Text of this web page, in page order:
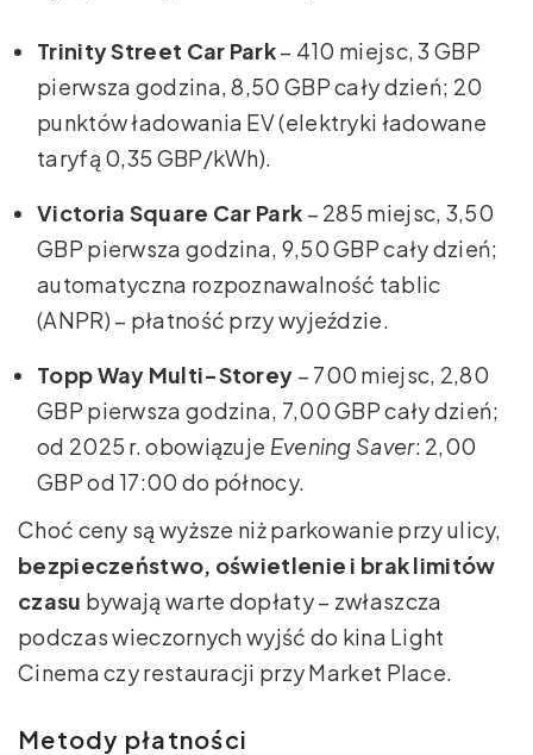
Trinity Street Car Park– 410 miejsc, 3 GBP
pierwsza godzina, 8,50 GBP cały dzień; 20
punktów ładowania EV (elektryki ładowane
taryfą 0,35 GBP/kWh).
Victoria Square Car Park – 285 miejsc, 3,50
GBP pierwsza godzina, 9,50 GBP cały dzień;
automatyczna rozpoznawalność tablic
(ANPR) – płatność przy wyjeździe.
Topp Way Multi-Storey – 700 miejsc, 2,80
GBP pierwsza godzina, 7,00 GBP cały dzień;
od 2025 r. obowiązuje Evening Saver: 2,00
GBP od 17:00 do północy.
Choć ceny są wyższe niż parkowanie przy ulicy,
bezpieczeństwo, oświetlenie i brak limitów
czasu bywają warte dopłaty – zwłaszcza
podczas wieczornych wyjść do kina Light
Cinema czy restauracji przy Market Place.
Metody płatności